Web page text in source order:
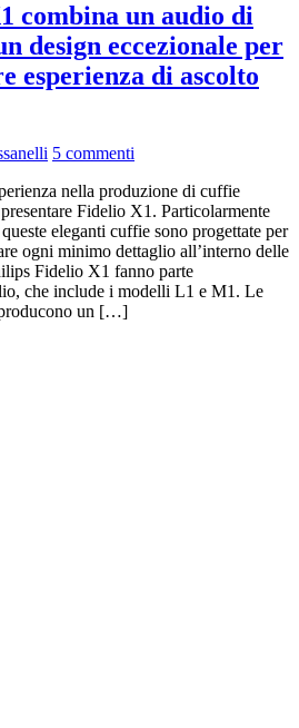
combina un audio di
design eccezionale per
esperienza di ascolto
5 commenti
nella produzione di cuffie
Fidelio X1. Particolarmente
eleganti cuffie sono progettate per
ogni minimo dettaglio all’interno delle
Fidelio X1 fanno parte
che include i modelli L1 e M1. Le
un […]